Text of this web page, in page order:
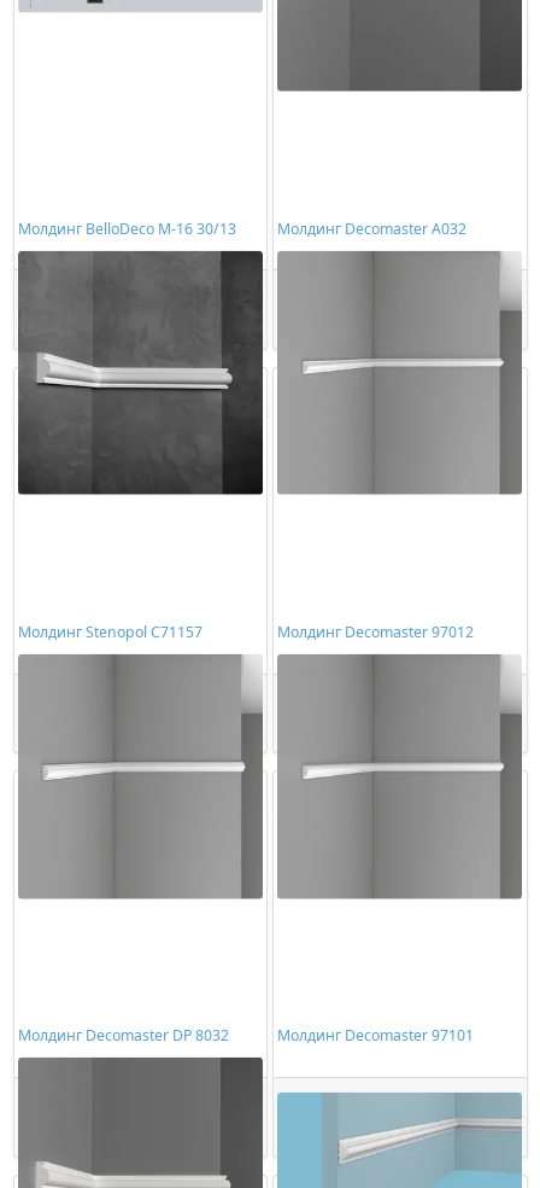
Молдинг BelloDeco М-16 30/13 Молдинг Decomaster A032
Молдинг Stenopol C71157 Молдинг Decomaster 97012
Молдинг Decomaster DP 8032 Молдинг Decomaster 97101
1089,00 ₽/шт
Купить